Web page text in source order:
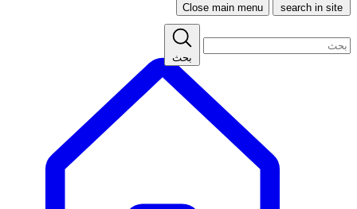
search in site
Close main menu
بحث